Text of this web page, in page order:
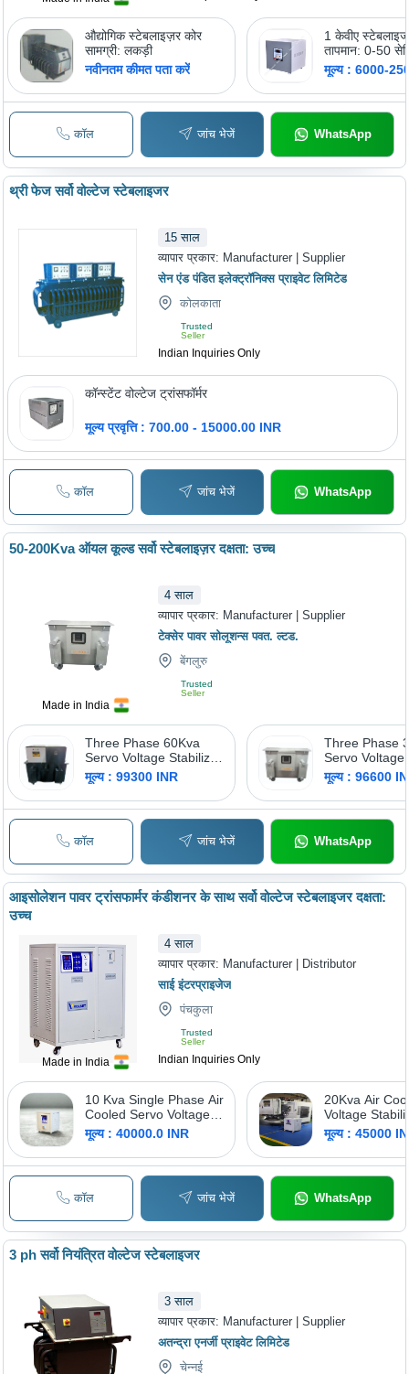
औद्योगिक स्टेबलाइज़र कोर
सामग्री: लकड़ी
नवीनतम कीमत पता करें
1 केवीए
तापमान: 0-50
(Oc)
मूल्य : 6000-
कॉल जांच भेजें WhatsApp
थ्री फेज सर्वो वोल्टेज स्टेबलाइजर
15 साल
व्यापार प्रकार: Manufacturer | Supplier
सेन एंड पंडित इलेक्ट्रॉनिक्स प्राइवेट लिमिटेड
कोलकाता
Trusted
Seller
Indian Inquiries Only
कॉन्स्टेंट वोल्टेज ट्रांसफॉर्मर
मूल्य प्रवृत्ति : 700.00 - 15000.00 INR
कॉल जांच भेजें WhatsApp
Made in India
50-200Kva ऑयल कूल्ड सर्वो स्टेबलाइज़र दक्षता: उच्च
4 साल
व्यापार प्रकार: Manufacturer | Supplier
टेक्सेर पावर सोलूशन्स पवत. ल्टड.
बेंगलुरु
Trusted
Seller
Three Phase 60Kva
Servo Voltage Stabilizer
Normal Range -
Current Type: Dc
मूल्य : 99300 INR
Three Phase
Servo Voltage
Normal
Frequency
Hertz (Hz)
मूल्य : 96600
कॉल जांच भेजें WhatsApp
Made in India
आइसोलेशन पावर ट्रांसफार्मर कंडीशनर के साथ सर्वो वोल्टेज स्टेबलाइजर दक्षता:
उच्च
4 साल
व्यापार प्रकार: Manufacturer | Distributor
साई इंटरप्राइजेज
पंचकुला
Trusted
Seller
Indian Inquiries Only
10 Kva Single Phase Air
Cooled Servo Voltage
Stabilizer - Ambient
Temperature: 0-45 Deg
Celsius (Oc)
मूल्य : 40000.0 INR
20Kva Air
Voltage
Phase & 3
Features:
मूल्य : 45000
कॉल जांच भेजें WhatsApp
3 ph सर्वो नियंत्रित वोल्टेज स्टेबलाइजर
3 साल
व्यापार प्रकार: Manufacturer | Supplier
अतन्द्रा एनर्जी प्राइवेट लिमिटेड
चेन्नई